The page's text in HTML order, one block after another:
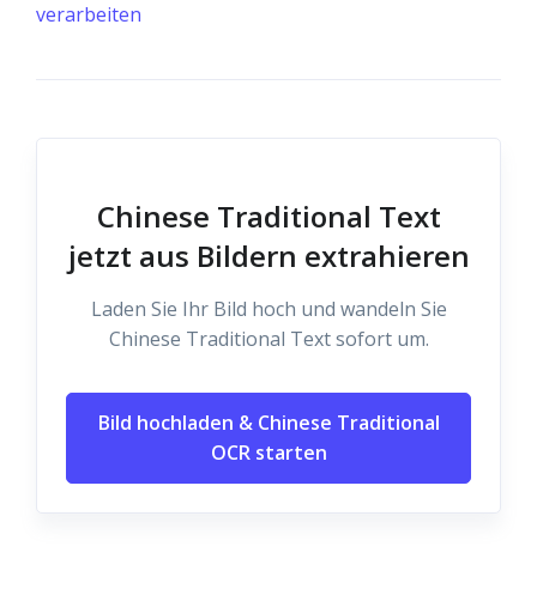
verarbeiten
Chinese Traditional Text
jetzt aus Bildern extrahieren
Laden Sie Ihr Bild hoch und wandeln Sie
Chinese Traditional Text sofort um.
Bild hochladen & Chinese Traditional
OCR starten